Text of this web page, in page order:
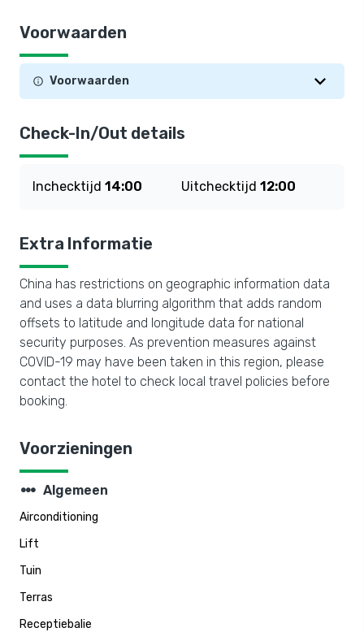
Voorwaarden
Voorwaarden
Check-In/Out details
Inchecktijd 14:00 Uitchecktijd 12:00
Extra Informatie
China has restrictions on geographic information data
and uses a data blurring algorithm that adds random
offsets to latitude and longitude data for national
security purposes. As prevention measures against
COVID-19 may have been taken in this region, please
contact the hotel to check local travel policies before
booking.
Voorzieningen
steppers Algemeen
Airconditioning
Lift
Tuin
Terras
Receptiebalie